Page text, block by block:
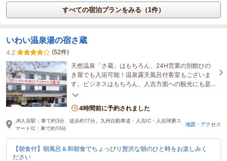
すべての宿泊プランをみる（1件）
いわい温泉湯の宿さ蔵
4.2
(52件)
天然温泉「さ蔵」はもちろん、24H営業の別館ひの
き屋でも入浴可能！温泉露天風呂付客室もございま
す。ビジネスはもちろん、人吉方面への観光にも是
非ご利用ください。周辺には飲食店やコンビニもあ
4時間前に予約されました
JR人吉駅：車で約3分、徒歩約17分。九州自動車道・人吉IC・人吉球磨ス
マートIC：車で約10分
地図・アクセス
【朝食付】朝風呂＆和朝食でちょっぴり贅沢な朝のひと時をお楽しみく
ださい